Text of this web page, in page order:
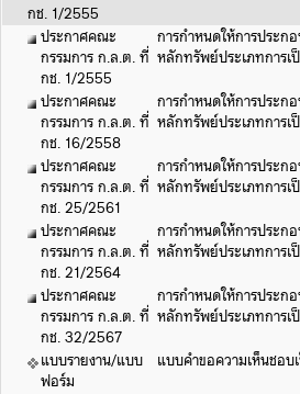
กช. 1/2555
ประกาศคณะ
กรรมการ ก.ล.ต. ที่
กช. 1/2555
การกำหนดให้การประก
หลักทรัพย์ประเภทการ
ประกาศคณะ
กรรมการ ก.ล.ต. ที่
กช. 16/2558
การกำหนดให้การประก
หลักทรัพย์ประเภทการ
ประกาศคณะ
กรรมการ ก.ล.ต. ที่
กช. 25/2561
การกำหนดให้การประก
หลักทรัพย์ประเภทการ
ประกาศคณะ
กรรมการ ก.ล.ต. ที่
กช. 21/2564
การกำหนดให้การประก
หลักทรัพย์ประเภทการ
ประกาศคณะ
กรรมการ ก.ล.ต. ที่
กช. 32/2567
การกำหนดให้การประก
หลักทรัพย์ประเภทการ
แบบรายงาน/แบบ
ฟอร์ม
แบบคำขอความเห็นชอ